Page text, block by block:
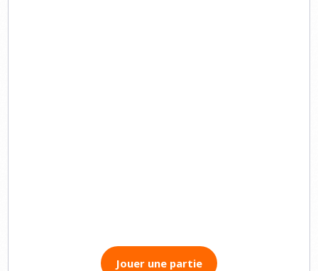
Jouer une partie